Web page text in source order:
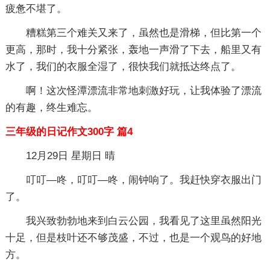
疲惫不堪了。
糟糕第三个难关又来了，虽然也是滑梯，但比第一个
更高，那时，我十分紧张，轰地一声滑了下去，船里又有
水了，我们的衣服全湿了，很快我们就抵达终点了。
啊！这次怪潭漂流非常地刺激好玩，让我体验了漂流
的有趣，终生难忘。
三年级的日记作文300字 篇4
12月29日 星期日 晴
叮叮—咚，叮叮—咚，闹钟响了。我赶快穿衣服出门
了。
我兴致勃勃地来到白云公园，我看见了这里虽然阳光
十足，但是枝叶还不够茂盛，不过，也是一个观鸟的好地
方。